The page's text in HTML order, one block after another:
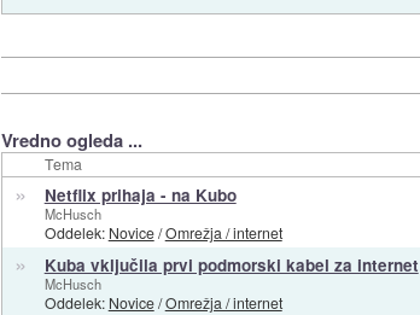
Vredno ogleda ...
Tema
» Netflix prihaja - na Kubo
McHusch
Oddelek: Novice/Omrežja / internet
» Kuba vključila prvi podmorski kabel za internet
McHusch
Oddelek: Novice/Omrežja / internet